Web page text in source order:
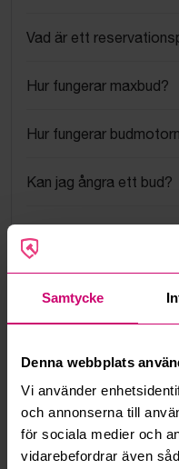
Samtycke
Denna webbplats
Vi använder
och annonserna till
för sociala medier och
vidarebefordrar även
Vad är ett
Hur fungerar maxbud?
Hur fungerar
Kan jag ångra ett bud?
Kan ni frakta mina
Läs